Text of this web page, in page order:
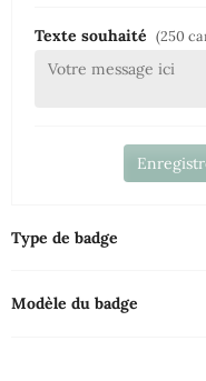
Texte souhaité (250
Type de badge
Modèle du badge